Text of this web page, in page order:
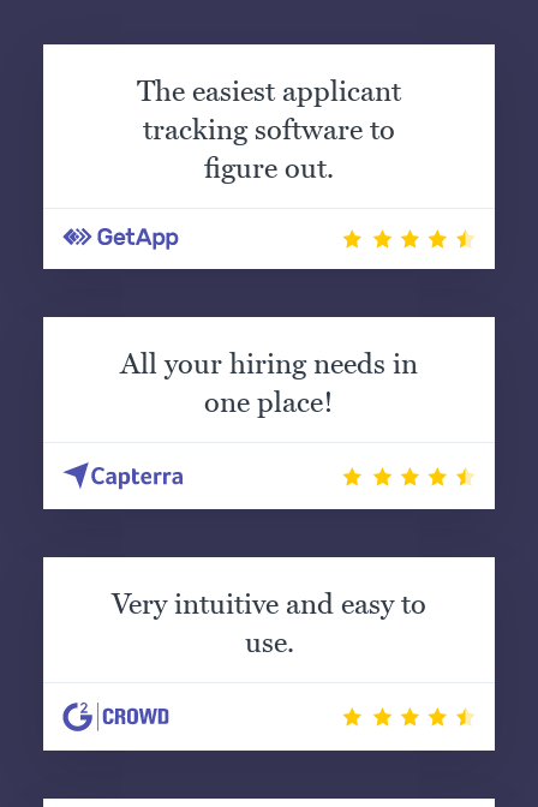
The easiest applicant
tracking software to
figure out.
All your hiring needs in
one place!
Very intuitive and easy to
use.